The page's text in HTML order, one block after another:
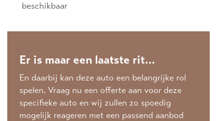
beschikbaar
Er is maar een laatste rit...
En daarbij kan deze auto een belangrijke rol
spelen. Vraag nu een offerte aan voor deze
specifieke auto en wij zullen zo spoedig
mogelijk reageren met een passend aanbod